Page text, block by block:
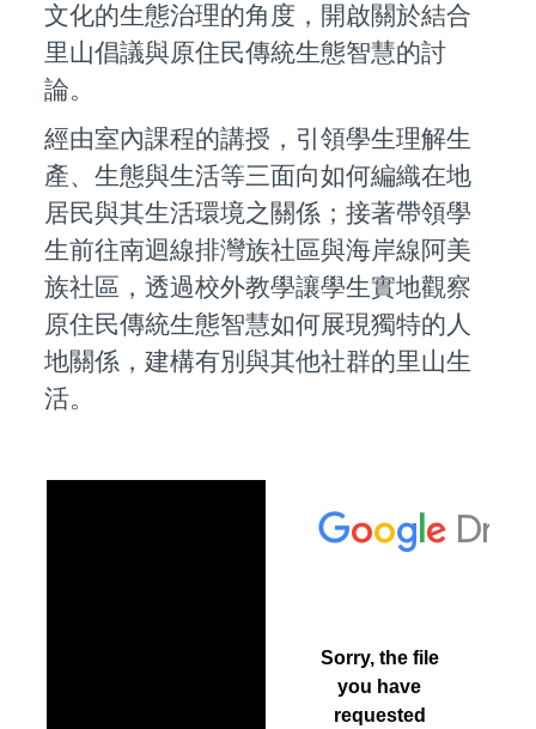
文化的生態治理的角度，開啟關於結合
里山倡議與原住民傳統生態智慧的討
論。
經由室內課程的講授，引領學生理解生
產、生態與生活等三面向如何編織在地
居民與其生活環境之關係；接著帶領學
生前往南迴線排灣族社區與海岸線阿美
族社區，透過校外教學讓學生實地觀察
原住民傳統生態智慧如何展現獨特的人
地關係，建構有別與其他社群的里山生
活。